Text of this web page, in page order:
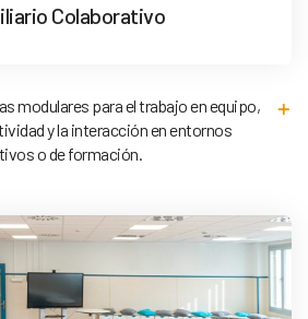
Colaborativo
modulares para el trabajo en equipo,
y la interacción en entornos
o de formación.